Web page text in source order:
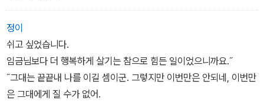
- 달걀은 달걀로 갚으렴
생각이 들었다.
소년은 아버지가 그러웠다. 도덕적으로 자기를 견제해 줄 어른이 그
리웠다.
주인 영감님은 자기가 한 짓을 나무라기는 커녕 손해 안 난 것만 좋아
서 “오늘 운 텃다” 고 좋아하지 않았던가.
정이
쉬고 싶었습니다.
임금님보다 더 행복하게 살기는 참으로 힘든 일이었으니까요.˝
˝그대는 끝끝내 나를 이길 셈이군. 그렇지만 이번만은 안되네, 이번만
은 그대에게 질 수가 없어.